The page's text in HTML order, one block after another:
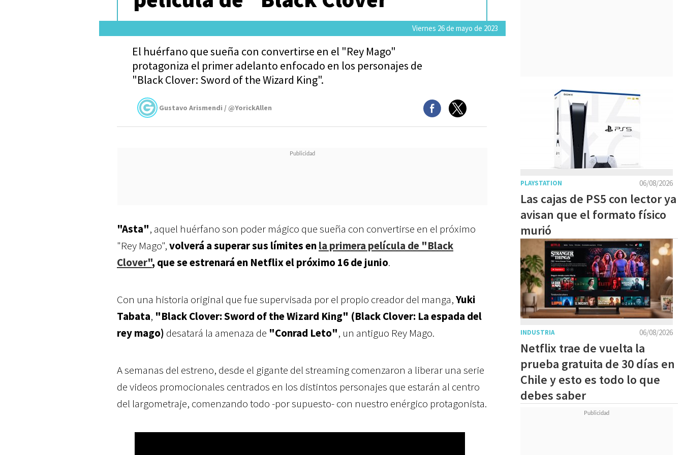
Viernes 26 de mayo de 2023
El huérfano que sueña con convertirse en el "Rey Mago"
protagoniza el primer adelanto enfocado en los personajes de
"Black Clover: Sword of the Wizard King".
Gustavo Arismendi / @YorickAllen
"Asta", aquel huérfano son poder mágico que sueña con convertirse en el próximo
"Rey Mago",volverá a superar sus límites enla primera película de "Black
Clover", que se estrenará en Netflix el próximo 16 de junio.
Con una historia original que fue supervisada por el propio creador del manga,Yuki
Tabata, "Black Clover: Sword of the Wizard King" (Black Clover: La espada del
rey mago) desatará la amenaza de "Conrad Leto", un antiguo Rey Mago.
A semanas del estreno, desde el gigante del streaming comenzaron a liberar una serie
de videos promocionales centrados en los distintos personajes que estarán al centro
del largometraje, comenzando todo -por supuesto- con nuestro enérgico protagonista.
06/08/2026
PLAYSTATION
Las cajas de PS5 con lector ya
avisan que el formato físico
murió
06/08/2026
INDUSTRIA
Netflix trae de vuelta la
prueba gratuita de 30 días en
Chile y esto es todo lo que
debes saber